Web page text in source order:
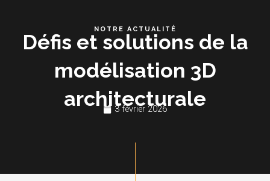
contenu
NOTRE ACTUALITÉ
Défis et solutions de la
modélisation 3D
architecturale
3 février 2026